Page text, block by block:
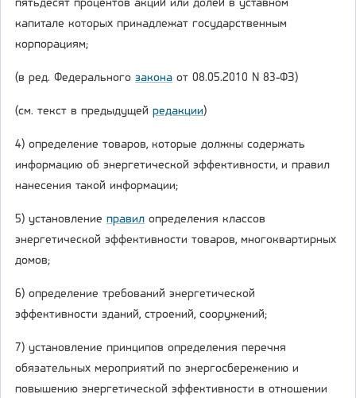
пятьдесят процентов акций или долей в уставном
капитале которых принадлежат государственным
корпорациям;
(в ред. Федерального закона от 08.05.2010 N 83-ФЗ)
(см. текст в предыдущей редакции)
4) определение товаров, которые должны содержать
информацию об энергетической эффективности, и правил
нанесения такой информации;
5) установление правил определения классов
энергетической эффективности товаров, многоквартирных
домов;
6) определение требований энергетической
эффективности зданий, строений, сооружений;
7) установление принципов определения перечня
обязательных мероприятий по энергосбережению и
повышению энергетической эффективности в отношении